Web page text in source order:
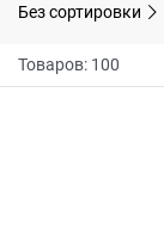
Без сортировки
Товаров: 100